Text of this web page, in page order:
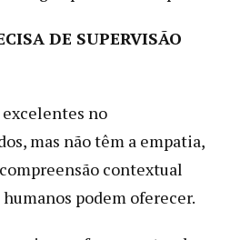
DE SUPERVISÃO
excelentes no
mas não têm a empatia,
contextual
podem oferecer.